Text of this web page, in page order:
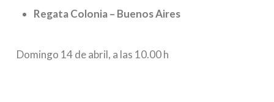
Regata Colonia – Buenos Aires
Domingo 14 de abril, a las 10.00 h